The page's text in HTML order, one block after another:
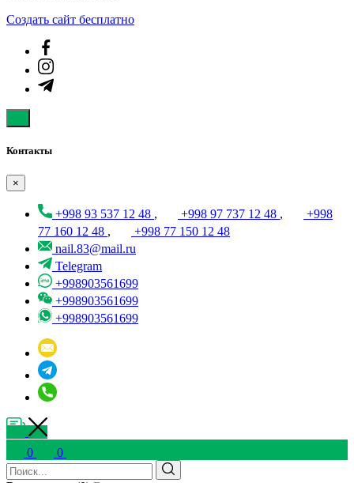
Создать cайт бесплатно
Контакты
×
+998 93 537 12 48 , +998 97 737 12 48 ,
+998
77 160 12 48 ,
+998 77 150 12 48
nail.83@mail.ru
Telegram
+998903561699
+998903561699
+998903561699
0 0